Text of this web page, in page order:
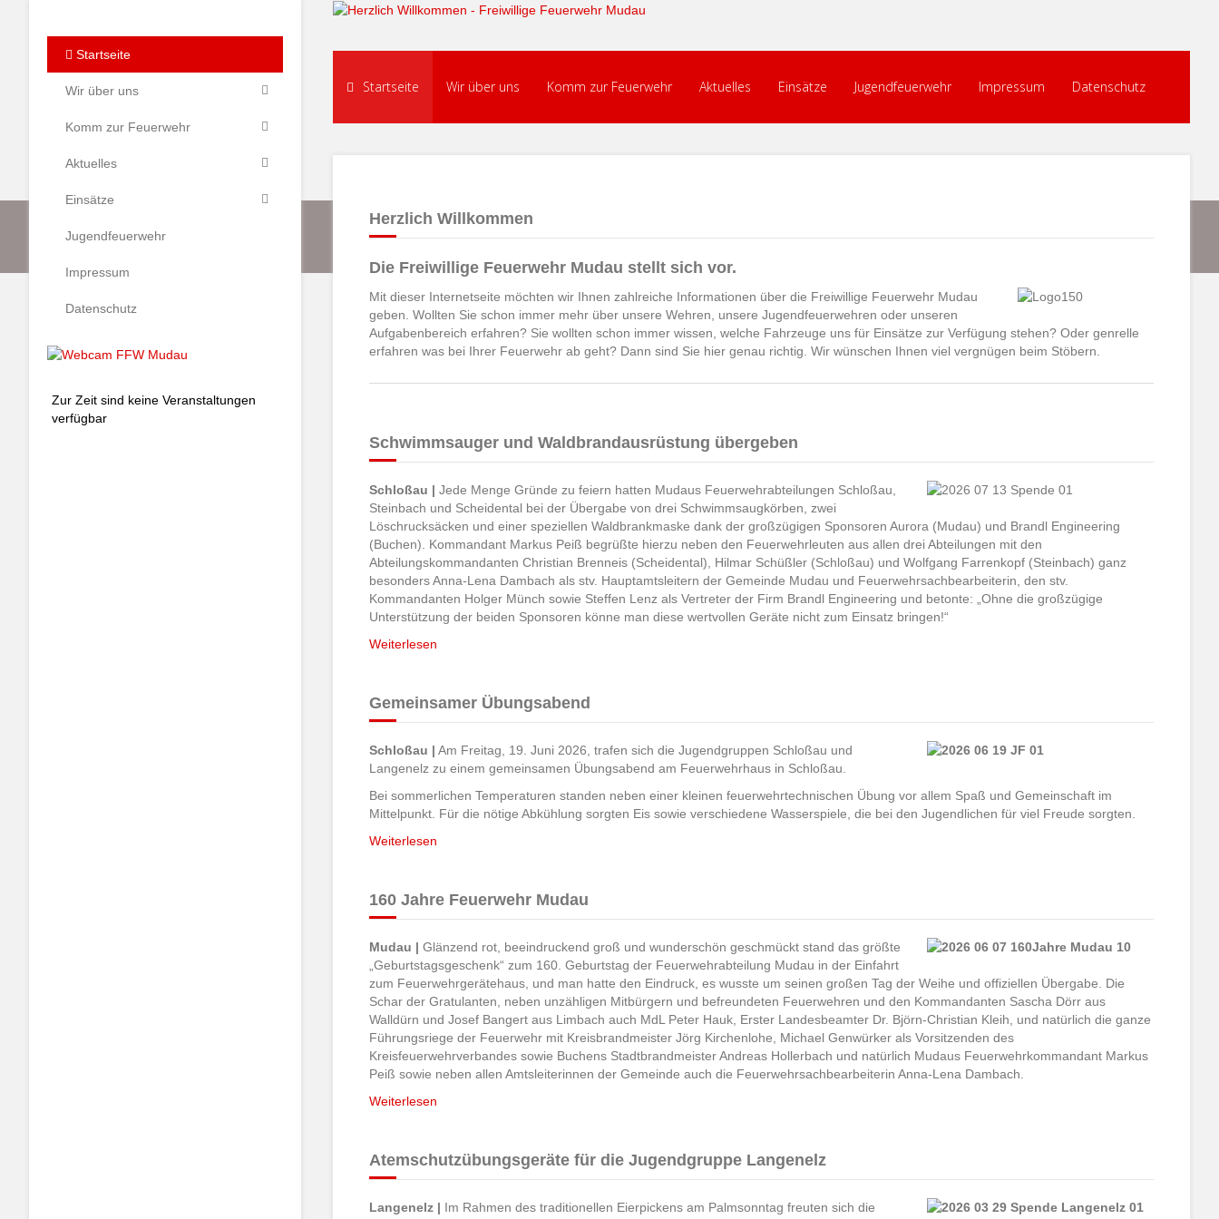
Startseite
Wir über uns
Komm zur Feuerwehr
Aktuelles
Einsätze
Jugendfeuerwehr
Impressum
Datenschutz
Zur Zeit sind keine Veranstaltungen
verfügbar
Startseite Wir über uns Komm zur Feuerwehr Aktuelles Einsätze Jugendfeuerwehr Impressum Datenschutz
Herzlich Willkommen
Die Freiwillige Feuerwehr Mudau stellt sich vor.
Mit dieser Internetseite möchten wir Ihnen zahlreiche Informationen über die Freiwillige Feuerwehr Mudau
geben. Wollten Sie schon immer mehr über unsere Wehren, unsere Jugendfeuerwehren oder unseren
Aufgabenbereich erfahren? Sie wollten schon immer wissen, welche Fahrzeuge uns für Einsätze zur Verfügung stehen? Oder genrelle
erfahren was bei Ihrer Feuerwehr ab geht? Dann sind Sie hier genau richtig. Wir wünschen Ihnen viel vergnügen beim Stöbern.
Schwimmsauger und Waldbrandausrüstung übergeben
Schloßau | Jede Menge Gründe zu feiern hatten Mudaus Feuerwehrabteilungen Schloßau,
Steinbach und Scheidental bei der Übergabe von drei Schwimmsaugkörben, zwei
Löschrucksäcken und einer speziellen Waldbrankmaske dank der großzügigen Sponsoren Aurora (Mudau) und Brandl Engineering
(Buchen). Kommandant Markus Peiß begrüßte hierzu neben den Feuerwehrleuten aus allen drei Abteilungen mit den
Abteilungskommandanten Christian Brenneis (Scheidental), Hilmar Schüßler (Schloßau) und Wolfgang Farrenkopf (Steinbach) ganz
besonders Anna-Lena Dambach als stv. Hauptamtsleitern der Gemeinde Mudau und Feuerwehrsachbearbeiterin, den stv.
Kommandanten Holger Münch sowie Steffen Lenz als Vertreter der Firm Brandl Engineering und betonte: „Ohne die großzügige
Unterstützung der beiden Sponsoren könne man diese wertvollen Geräte nicht zum Einsatz bringen!“
Weiterlesen
Gemeinsamer Übungsabend
Schloßau | Am Freitag, 19. Juni 2026, trafen sich die Jugendgruppen Schloßau und
Langenelz zu einem gemeinsamen Übungsabend am Feuerwehrhaus in Schloßau.
Bei sommerlichen Temperaturen standen neben einer kleinen feuerwehrtechnischen Übung vor allem Spaß und Gemeinschaft im
Mittelpunkt. Für die nötige Abkühlung sorgten Eis sowie verschiedene Wasserspiele, die bei den Jugendlichen für viel Freude sorgten.
Weiterlesen
160 Jahre Feuerwehr Mudau
Mudau | Glänzend rot, beeindruckend groß und wunderschön geschmückt stand das größte
„Geburtstagsgeschenk“ zum 160. Geburtstag der Feuerwehrabteilung Mudau in der Einfahrt
zum Feuerwehrgerätehaus, und man hatte den Eindruck, es wusste um seinen großen Tag der Weihe und offiziellen Übergabe. Die
Schar der Gratulanten, neben unzähligen Mitbürgern und befreundeten Feuerwehren und den Kommandanten Sascha Dörr aus
Walldürn und Josef Bangert aus Limbach auch MdL Peter Hauk, Erster Landesbeamter Dr. Björn-Christian Kleih, und natürlich die ganze
Führungsriege der Feuerwehr mit Kreisbrandmeister Jörg Kirchenlohe, Michael Genwürker als Vorsitzenden des
Kreisfeuerwehrverbandes sowie Buchens Stadtbrandmeister Andreas Hollerbach und natürlich Mudaus Feuerwehrkommandant Markus
Peiß sowie neben allen Amtsleiterinnen der Gemeinde auch die Feuerwehrsachbearbeiterin Anna-Lena Dambach.
Weiterlesen
Atemschutzübungsgeräte für die Jugendgruppe Langenelz
Langenelz | Im Rahmen des traditionellen Eierpickens am Palmsonntag freuten sich die